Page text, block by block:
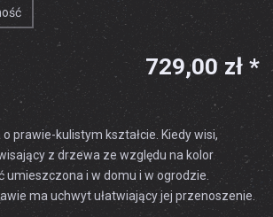
729,00 zł *
prawie-kulistym kształcie. Kiedy wisi,
z drzewa ze względu na kolor
umieszczona i w domu i w ogrodzie.
ma uchwyt ułatwiający jej przenoszenie.